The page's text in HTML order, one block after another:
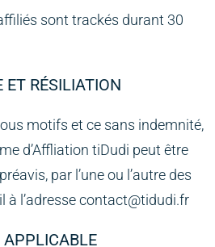
sont trackés durant 30
ET RÉSILIATION
motifs et ce sans indemnité,
d’Affliation tiDudi peut être
par l’une ou l’autre des
à l’adresse contact@tidudi.fr